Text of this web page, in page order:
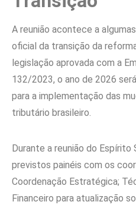
A reunião acontece a
oficial da transição da
legislação aprovada com a
132/2023, o ano de 2026
para a implementação das
tributário brasileiro.
Durante a reunião do
previstos painéis com os
Coordenação Estratégica;
Financeiro para atualização